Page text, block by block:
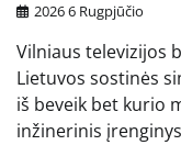
2026 6 Rugpjūčio
Vilniaus televizijos
Lietuvos sostinės
iš beveik bet kurio
inžinerinis